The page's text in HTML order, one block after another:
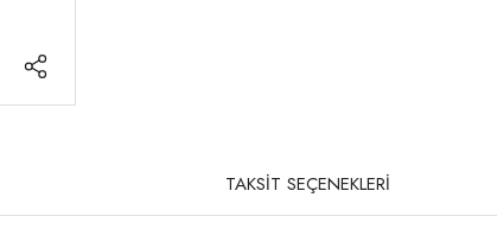
TAKSİT SEÇENEKLERİ